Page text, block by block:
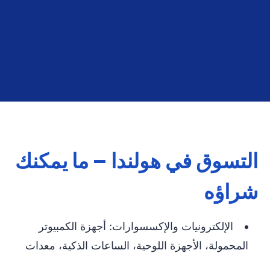
التسوق في هولندا – ما يمكنك
شراؤه
الإلكترونيات والإكسسوارات: أجهزة الكمبيوتر
المحمولة، الأجهزة اللوحية، الساعات الذكية، معدات